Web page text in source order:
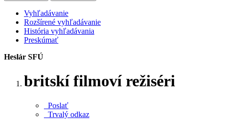
Vyhľadávanie
Rozšírené vyhľadávanie
História vyhľadávania
Preskúmať
Heslár SFÚ
britskí filmoví režiséri
Poslať
Trvalý odkaz